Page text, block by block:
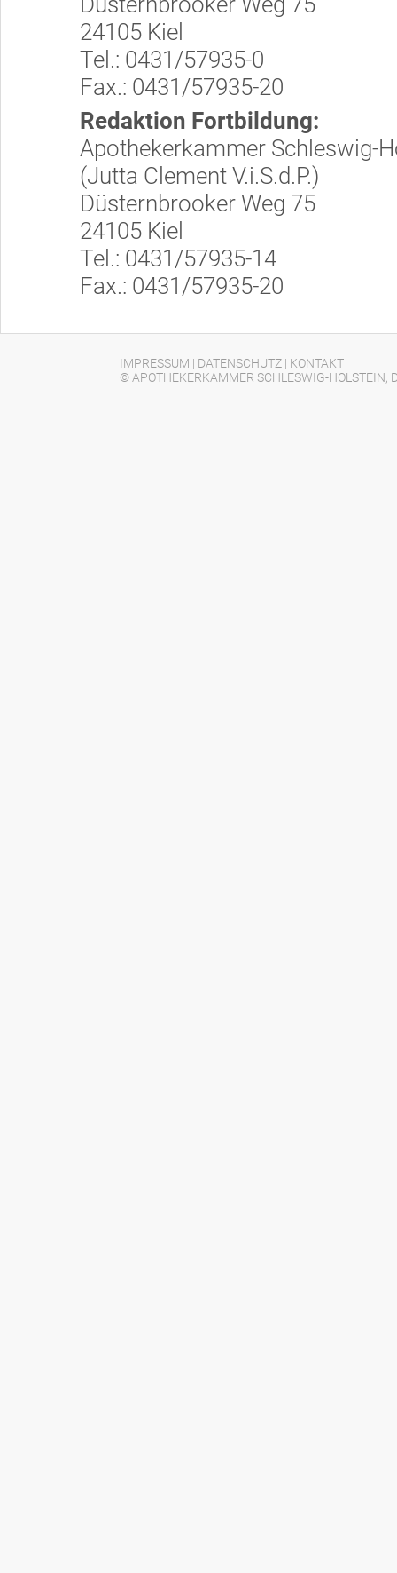
24105 Kiel
Tel.: 0431/57935-0
Fax.: 0431/57935-20
Redaktion Fortbildung:
Apothekerkammer Schleswig-
(Jutta Clement V.i.S.d.P.)
Düsternbrooker Weg 75
24105 Kiel
Tel.: 0431/57935-14
Fax.: 0431/57935-20
IMPRESSUM | DATENSCHUTZ | KONTAKT
© APOTHEKERKAMMER SCHLESWIG-HOLSTEIN,